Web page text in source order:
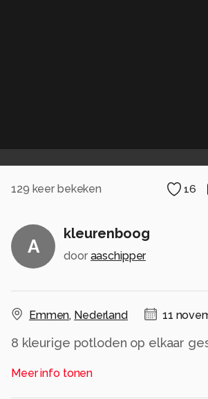
129 keer bekeken 16
A
kleurenboog
door aaschipper
Emmen, Nederland 11
8 kleurige potloden op elkaar
Meer info tonen